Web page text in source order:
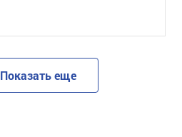
Показать еще